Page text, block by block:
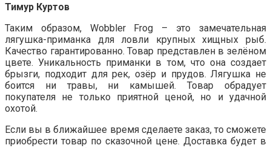
Тимур Куртов
Таким образом, Wobbler Frog – это замечательная
лягушка-приманка для ловли крупных хищных рыб.
Качество гарантированно. Товар представлен в зелёном
цвете. Уникальность приманки в том, что она создает
брызги, подходит для рек, озёр и прудов. Лягушка не
боится ни травы, ни камышей. Товар обрадует
покупателя не только приятной ценой, но и удачной
охотой.
Если вы в ближайшее время сделаете заказ, то сможете
приобрести товар по сказочной цене. Доставка будет в